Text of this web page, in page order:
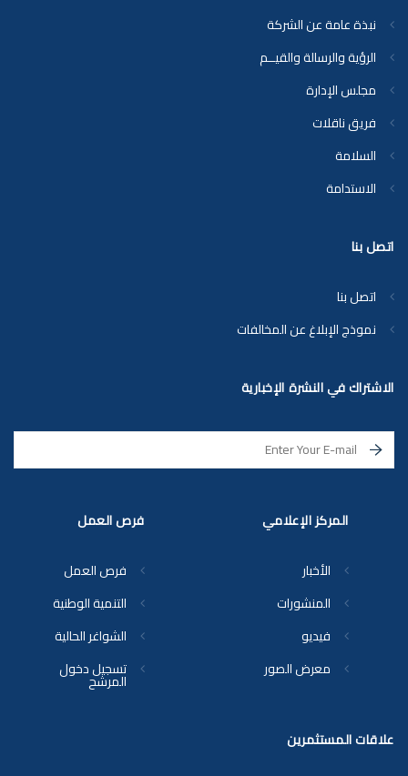
اتصل بنا
اتصل بنا
نموذج الإبلاغ عن المخالفات
الاشتراك في النشرة الإخبارية
فرص العمل
فرص العمل
التنمية الوطنية
الشواغر الحالية
تسجيل دخول
المرشح
المركز الإعلامي
الأخبار
المنشورات
فيديو
معرض الصور
علاقات المستثمرين
نبذة عامة عن الشركة
الرؤية والرسالة والقيــم
مجلس الإدارة
فريق ناقلات
السلامة
الاستدامة